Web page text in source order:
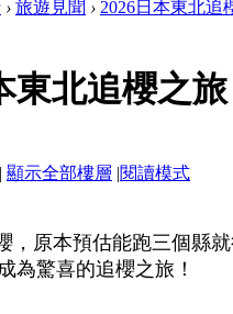
› 旅遊見聞 › 2026日本東北追
東北追櫻之旅
| 顯示全部樓層 |閱讀模式
，原本預估能跑三個縣
為驚喜的追櫻之旅！